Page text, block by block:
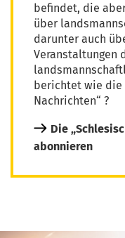
befindet, die
über
darunter auch
Veranstaltungen
berichtet wie die
Nachrichten“ ?
Die
abonnieren